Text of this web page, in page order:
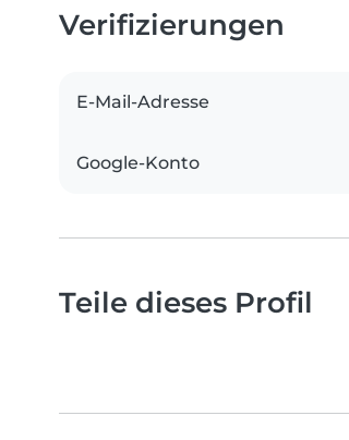
Verifizierungen
E-Mail-Adresse
Google-Konto
Teile dieses Profil